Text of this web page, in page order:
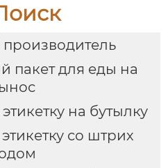
пакет для еды на
на бутылку
со штрих